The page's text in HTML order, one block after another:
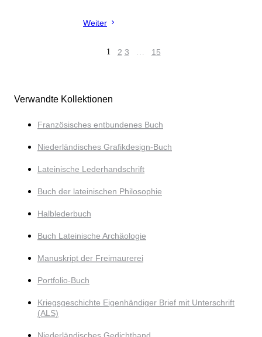
Weiter
1 2 3 … 15
Verwandte Kollektionen
Französisches entbundenes Buch
Niederländisches Grafikdesign-Buch
Lateinische Lederhandschrift
Buch der lateinischen Philosophie
Halblederbuch
Buch Lateinische Archäologie
Manuskript der Freimaurerei
Portfolio-Buch
Kriegsgeschichte Eigenhändiger Brief mit Unterschrift
(ALS)
Niederländisches Gedichtband